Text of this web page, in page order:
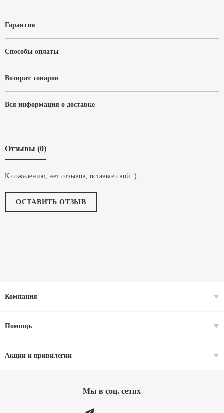
Гарантия
Способы оплаты
Возврат товаров
Вся информация о доставке
Отзывы (0)
К сожалению, нет отзывов, оставьте свой :)
ОСТАВИТЬ ОТЗЫВ
Компания
Помощь
Акции и привилегии
Мы в соц. cетях